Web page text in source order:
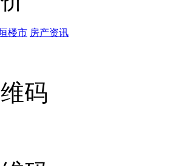
楼市 房产资讯
码